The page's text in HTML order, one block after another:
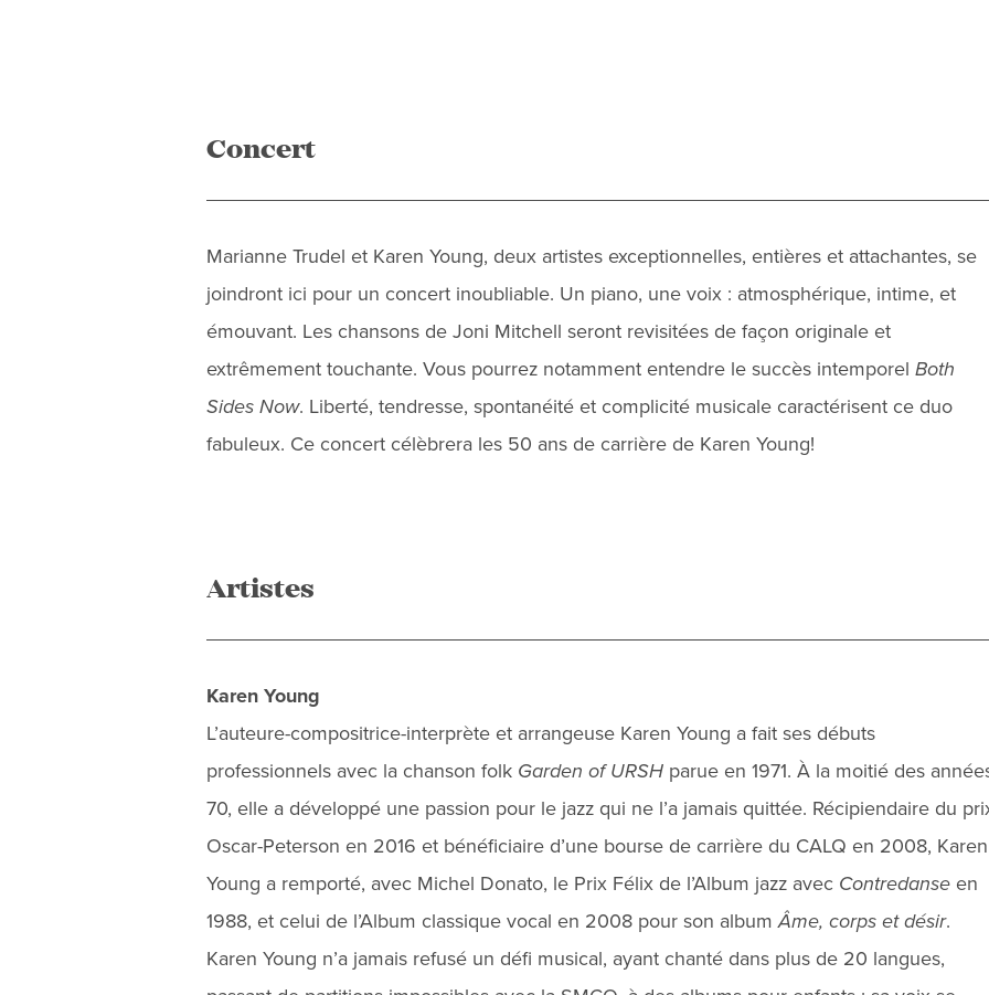
Concert
Marianne Trudel et Karen Young, deux artistes exceptionnelles, entières et attachantes, se
joindront ici pour un concert inoubliable. Un piano, une voix : atmosphérique, intime, et
émouvant. Les chansons de Joni Mitchell seront revisitées de façon originale et
extrêmement touchante. Vous pourrez notamment entendre le succès intemporel Both
Sides Now. Liberté, tendresse, spontanéité et complicité musicale caractérisent ce duo
fabuleux. Ce concert célèbrera les 50 ans de carrière de Karen Young!
Artistes
Karen Young
L’auteure-compositrice-interprète et arrangeuse Karen Young a fait ses débuts
professionnels avec la chanson folk Garden of URSHparue en 1971. À la moitié des
70, elle a développé une passion pour le jazz qui ne l’a jamais quittée. Récipiendaire du
Oscar-Peterson en 2016 et bénéficiaire d’une bourse de carrière du CALQ en 2008, Karen
Young a remporté, avec Michel Donato, le Prix Félix de l’Album jazz avec Contredanseen
1988, et celui de l’Album classique vocal en 2008 pour son albumÂme, corps et désir.
Karen Young n’a jamais refusé un défi musical, ayant chanté dans plus de 20 langues,